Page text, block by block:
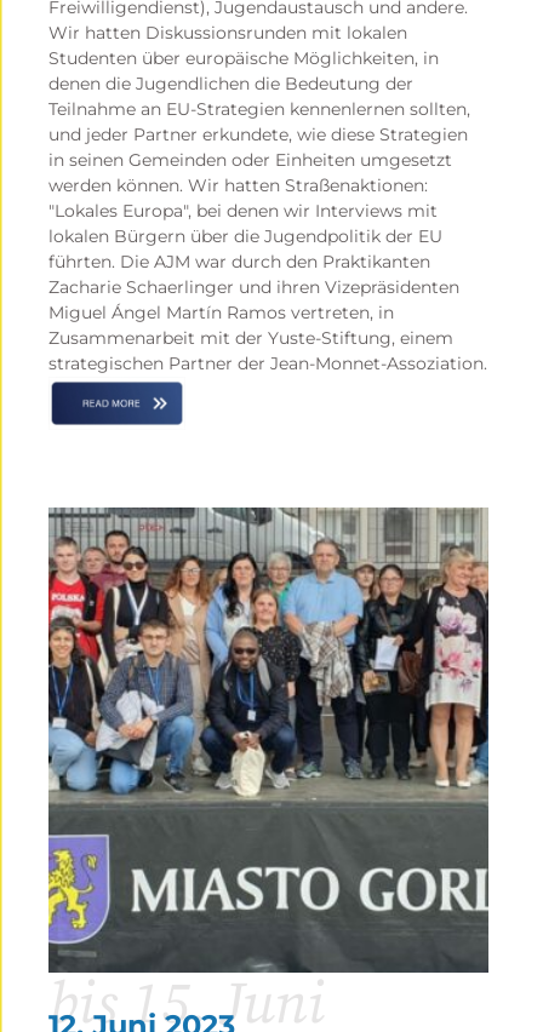
Bürger, Gleichheit, Rechte und Werte
Europäisches Projekt
Freiwilligendienst), Jugendaustausch und andere.
Wir hatten Diskussionsrunden mit lokalen
Studenten über europäische Möglichkeiten, in
denen die Jugendlichen die Bedeutung der
Teilnahme an EU-Strategien kennenlernen sollten,
und jeder Partner erkundete, wie diese Strategien
in seinen Gemeinden oder Einheiten umgesetzt
werden können. Wir hatten Straßenaktionen:
"Lokales Europa", bei denen wir Interviews mit
lokalen Bürgern über die Jugendpolitik der EU
führten. Die AJM war durch den Praktikanten
Zacharie Schaerlinger und ihren Vizepräsidenten
Miguel Ángel Martín Ramos vertreten, in
Zusammenarbeit mit der Yuste-Stiftung, einem
strategischen Partner der Jean-Monnet-Assoziation.
12. Juni 2023
bis 15. Juni